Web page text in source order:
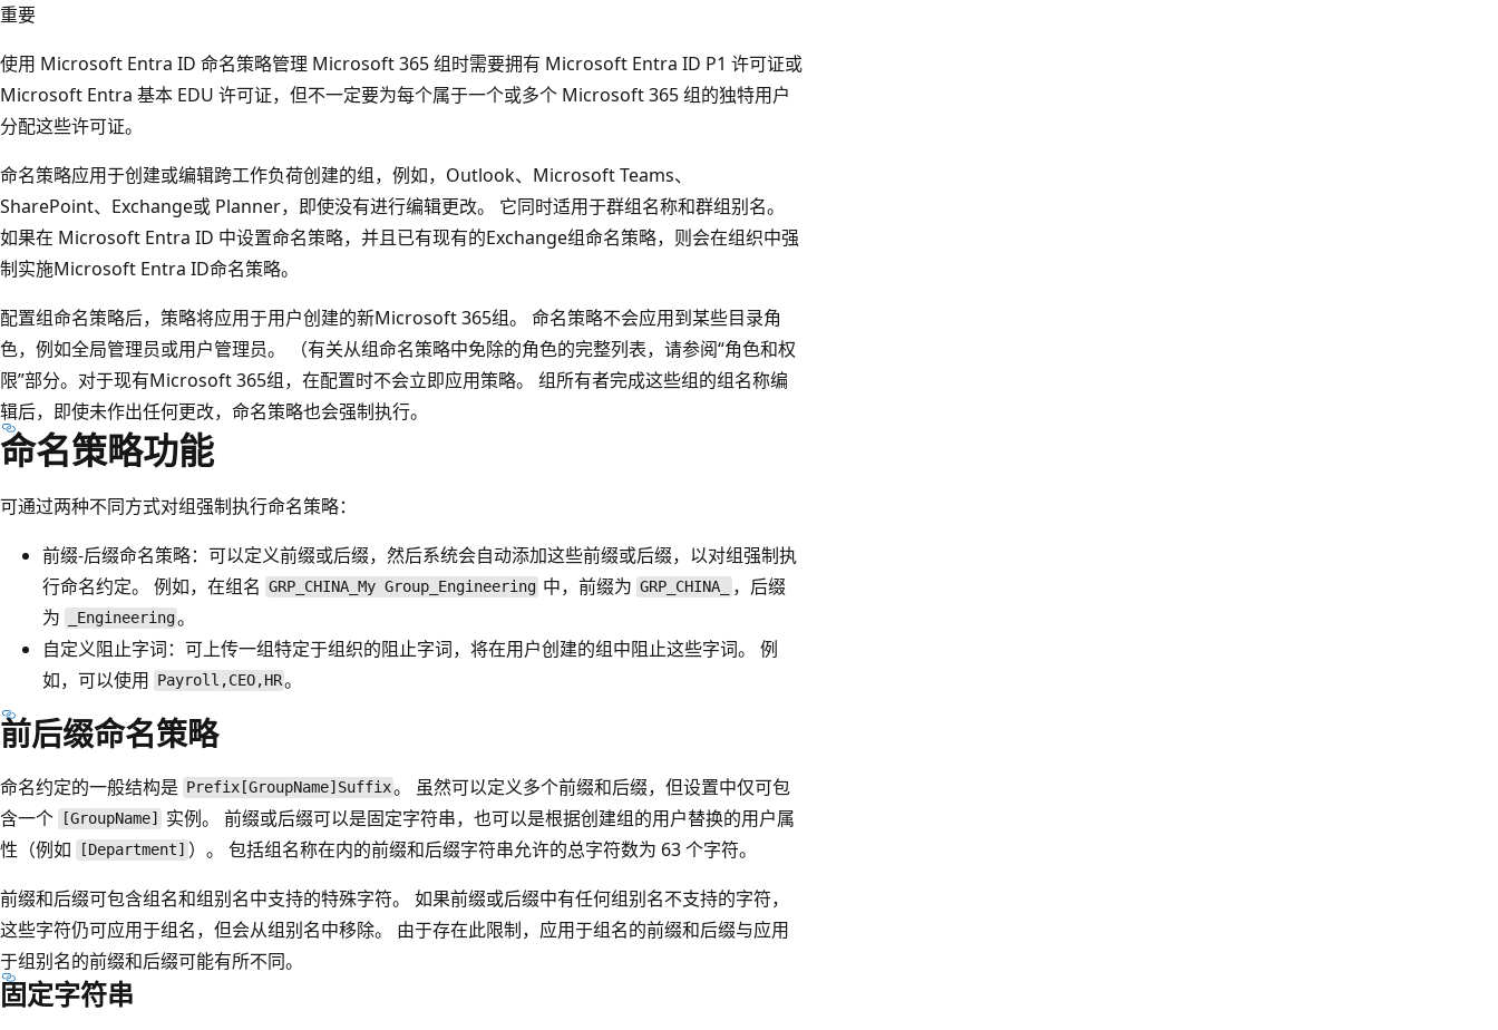
重要
使用 Microsoft Entra ID 命名策略管理 Microsoft 365 组时需要拥有 Microsoft Entra ID P1 许可证或
Microsoft Entra 基本 EDU 许可证，但不一定要为每个属于一个或多个 Microsoft 365 组的独特用户
分配这些许可证。
命名策略应用于创建或编辑跨工作负荷创建的组，例如，Outlook、Microsoft Teams、
SharePoint、Exchange或 Planner，即使没有进行编辑更改。 它同时适用于群组名称和群组别名。
如果在 Microsoft Entra ID 中设置命名策略，并且已有现有的Exchange组命名策略，则会在组织中强
制实施Microsoft Entra ID命名策略。
配置组命名策略后，策略将应用于用户创建的新Microsoft 365组。 命名策略不会应用到某些目录角
色，例如全局管理员或用户管理员。 （有关从组命名策略中免除的角色的完整列表，请参阅“角色和权
限”部分。对于现有Microsoft 365组，在配置时不会立即应用策略。 组所有者完成这些组的组名称编
辑后，即使未作出任何更改，命名策略也会强制执行。
命名策略功能
可通过两种不同方式对组强制执行命名策略：
前缀-后缀命名策略：可以定义前缀或后缀，然后系统会自动添加这些前缀或后缀，以对组强制执
行命名约定。 例如，在组名 GRP_CHINA_My Group_Engineering 中，前缀为 GRP_CHINA_
，后缀
为
_Engineering。
自定义阻止字词：可上传一组特定于组织的阻止字词，将在用户创建的组中阻止这些字词。 例
如，可以使用 Payroll,CEO,HR。
前后缀命名策略
命名约定的一般结构是 Prefix[GroupName]Suffix。 虽然可以定义多个前缀和后缀，但设置中仅可包
含一个
[GroupName]
实例。 前缀或后缀可以是固定字符串，也可以是根据创建组的用户替换的用户属
性（例如
[Department] ）。 包括组名称在内的前缀和后缀字符串允许的总字符数为 63 个字符。
前缀和后缀可包含组名和组别名中支持的特殊字符。 如果前缀或后缀中有任何组别名不支持的字符，
这些字符仍可应用于组名，但会从组别名中移除。 由于存在此限制，应用于组名的前缀和后缀与应用
于组别名的前缀和后缀可能有所不同。
固定字符串